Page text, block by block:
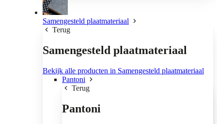
Samengesteld plaatmateriaal
Terug
Samengesteld plaatmateriaal
Bekijk alle producten in Samengesteld plaatmateriaal
Pantoni
Terug
Pantoni